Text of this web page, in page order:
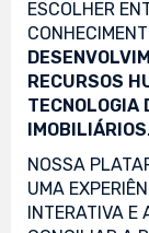
ESCOLHER
RECURSOS
TECNOLOGIA
IMOBILIÁRIOS.
NOSSA
UMA
INTERATIVA E